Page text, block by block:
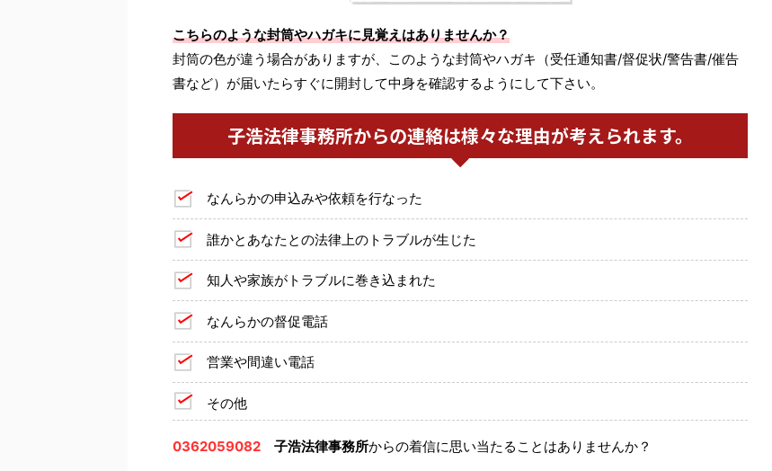
こちらのような封筒やハガキに見覚えはありませんか？
封筒の色が違う場合がありますが、このような封筒やハガキ（受任通知書/督促状/警告書/催告
書など）が届いたらすぐに開封して中身を確認するようにして下さい。
子浩法律事務所からの連絡は様々な理由が考えられます。
なんらかの申込みや依頼を行なった
誰かとあなたとの法律上のトラブルが生じた
知人や家族がトラブルに巻き込まれた
なんらかの督促電話
営業や間違い電話
その他
0362059082 子浩法律事務所からの着信に思い当たることはありませんか？